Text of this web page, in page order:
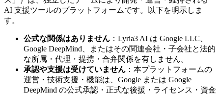
AI 支援ツールのプラットフォームです。以下を明示しま
す。
公式な関係はありません ：Lyria3 AI は Google LLC、
Google DeepMind、またはその関連会社・子会社と法的
な所属・代理・提携・合弁関係を有しません。
承認や支援は受けていません ：本プラットフォームの
運営・技術支援・機能は、Google または Google
DeepMind の公式承認・正式な後援・ライセンス・資金